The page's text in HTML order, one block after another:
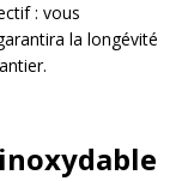
: vous
la longévité